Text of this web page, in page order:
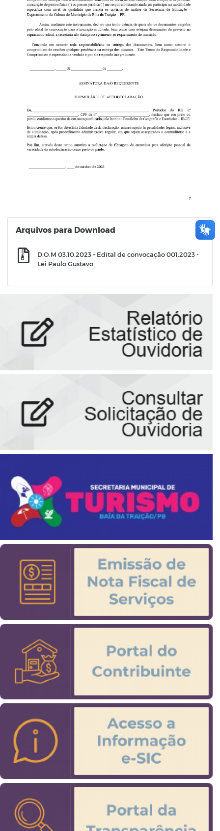
Arquivos para Download
D.O.M 03.10.2023 - Edital de convocação 001.2023 -
Lei Paulo Gustavo